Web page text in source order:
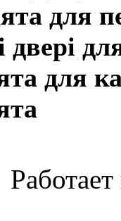
для
двері
для
Работает